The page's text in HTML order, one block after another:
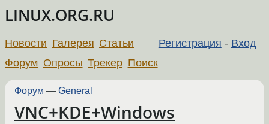
LINUX.ORG.RU
Регистрация - Вход
Новости Галерея Статьи
Форум Опросы Трекер Поиск
Форум — General
VNC+KDE+Windows